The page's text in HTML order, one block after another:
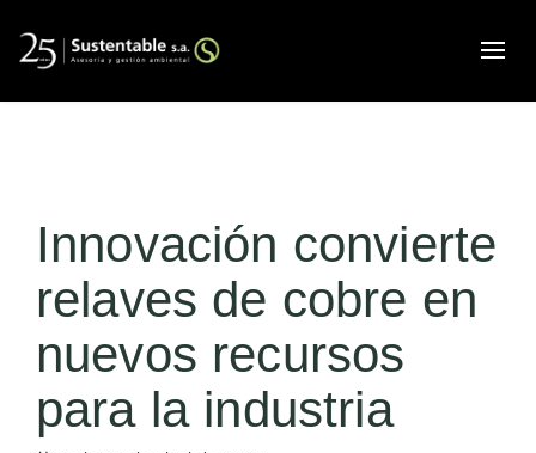
Innovación convierte
relaves de cobre en
nuevos recursos
para la industria